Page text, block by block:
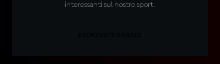
interessanti sul nostro sport.